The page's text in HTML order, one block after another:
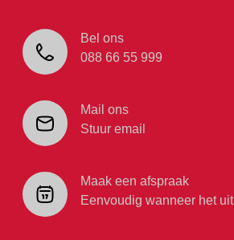
Bel ons
088 66 55 999
Mail ons
Stuur email
Maak een afspraak
Eenvoudig wanneer het